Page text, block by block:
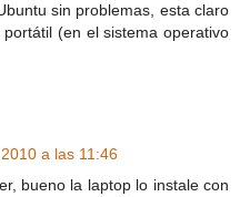
sin problemas, esta claro
(en el sistema operativo
a las 11:46
bueno la laptop lo instale con